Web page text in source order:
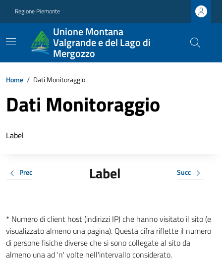
Regione Piemonte
Unione Montana
Valgrande e del Lago di
Mergozzo
Home / Dati Monitoraggio
Dati Monitoraggio
Label
Prec Label Succ
* Numero di client host (indirizzi IP) che hanno visitato il sito (e
visualizzato almeno una pagina). Questa cifra riflette il numero
di persone fisiche diverse che si sono collegate al sito da
almeno una ad 'n' volte nell'intervallo considerato.